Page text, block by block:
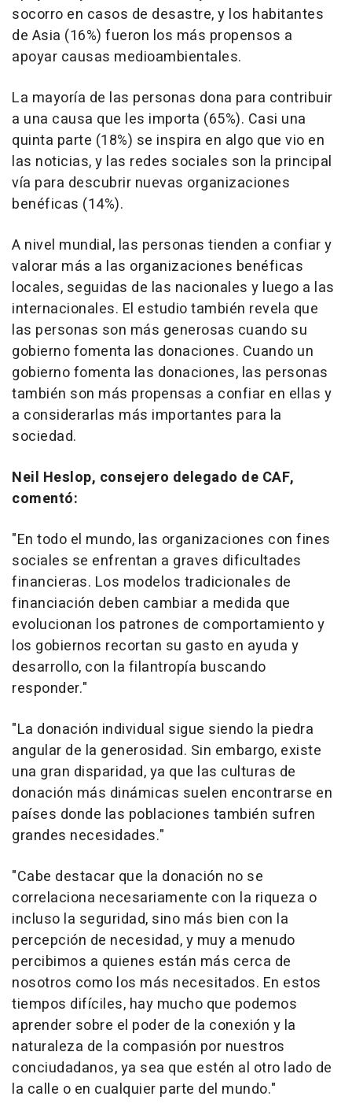
socorro en casos de desastre, y los habitantes
de Asia (16%) fueron los más propensos a
apoyar causas medioambientales.
La mayoría de las personas dona para contribuir
a una causa que les importa (65%). Casi una
quinta parte (18%) se inspira en algo que vio en
las noticias, y las redes sociales son la principal
vía para descubrir nuevas organizaciones
benéficas (14%).
A nivel mundial, las personas tienden a confiar y
valorar más a las organizaciones benéficas
locales, seguidas de las nacionales y luego a las
internacionales. El estudio también revela que
las personas son más generosas cuando su
gobierno fomenta las donaciones. Cuando un
gobierno fomenta las donaciones, las personas
también son más propensas a confiar en ellas y
a considerarlas más importantes para la
sociedad.
Neil Heslop, consejero delegado de CAF,
comentó:
"En todo el mundo, las organizaciones con fines
sociales se enfrentan a graves dificultades
financieras. Los modelos tradicionales de
financiación deben cambiar a medida que
evolucionan los patrones de comportamiento y
los gobiernos recortan su gasto en ayuda y
desarrollo, con la filantropía buscando
responder."
"La donación individual sigue siendo la piedra
angular de la generosidad. Sin embargo, existe
una gran disparidad, ya que las culturas de
donación más dinámicas suelen encontrarse en
países donde las poblaciones también sufren
grandes necesidades."
"Cabe destacar que la donación no se
correlaciona necesariamente con la riqueza o
incluso la seguridad, sino más bien con la
percepción de necesidad, y muy a menudo
percibimos a quienes están más cerca de
nosotros como los más necesitados. En estos
tiempos difíciles, hay mucho que podemos
aprender sobre el poder de la conexión y la
naturaleza de la compasión por nuestros
conciudadanos, ya sea que estén al otro lado de
la calle o en cualquier parte del mundo."